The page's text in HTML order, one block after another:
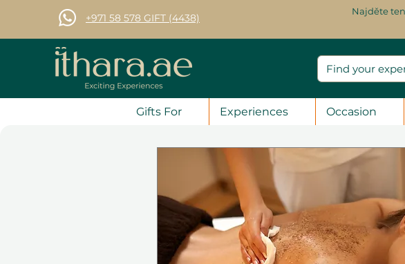
+971 58 578 GIFT (4438)
Najděte
Gifts For Experiences Occasion